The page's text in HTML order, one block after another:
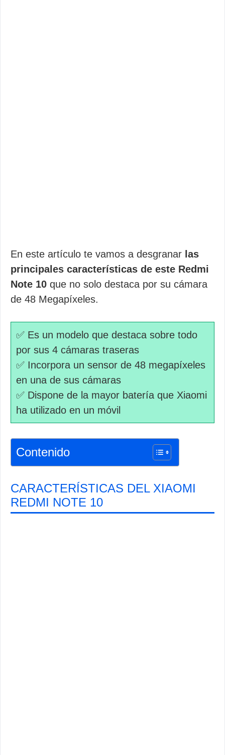
En este artículo te vamos a desgranar las
principales características de este Redmi
Note 10 que no solo destaca por su cámara
de 48 Megapíxeles.
✅ Es un modelo que destaca sobre todo
por sus 4 cámaras traseras
✅ Incorpora un sensor de 48 megapíxeles
en una de sus cámaras
✅ Dispone de la mayor batería que Xiaomi
ha utilizado en un móvil
Contenido
CARACTERÍSTICAS DEL XIAOMI
REDMI NOTE 10